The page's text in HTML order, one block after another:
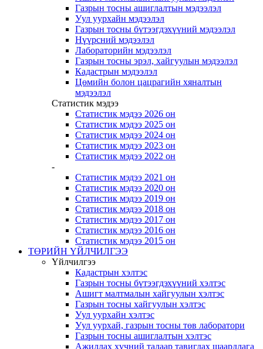
Газрын тосны ашиглалтын мэдээлэл
Уул уурхайн мэдээлэл
Газрын тосны бүтээгдэхүүний мэдээлэл
Нүүрсний мэдээлэл
Лабораторийн мэдээлэл
Газрын тосны эрэл, хайгуулын мэдээлэл
Кадастрын мэдээлэл
Цөмийн болон цацрагийн хяналтын
мэдээлэл
Статистик мэдээ
Статистик мэдээ 2026 он
Статистик мэдээ 2025 он
Статистик мэдээ 2024 он
Статистик мэдээ 2023 он
Статистик мэдээ 2022 он
-
Статистик мэдээ 2021 он
Статистик мэдээ 2020 он
Статистик мэдээ 2019 он
Статистик мэдээ 2018 он
Статистик мэдээ 2017 он
Статистик мэдээ 2016 он
Статистик мэдээ 2015 он
ТӨРИЙН ҮЙЛЧИЛГЭЭ
Үйлчилгээ
Кадастрын хэлтэс
Газрын тосны бүтээгдэхүүний хэлтэс
Ашигт малтмалын хайгуулын хэлтэс
Газрын тосны хайгуулын хэлтэс
Уул уурхайн хэлтэс
Уул уурхай, газрын тосны төв лаборатори
Газрын тосны ашиглалтын хэлтэс
Ажиллах хүчний талаар тавигдах шаардлага